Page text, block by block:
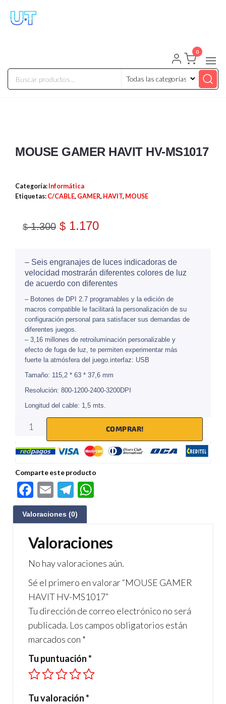
0
MOUSE GAMER HAVIT HV-MS1017
Categoría: Informática
Etiquetas: C/CABLE, GAMER, HAVIT, MOUSE
$1.300 $ 1.170
– Seis engranajes de luces indicadoras de
velocidad mostrarán diferentes colores de luz
de acuerdo con diferentes
– Botones de DPI 2.7 programables y la edición de
macros compatible le facilitará la personalización de su
configuración personal para satisfacer sus demandas de
diferentes juegos.
– 3,16 millones de retroiluminación personalizable y
efecto de fuga de luz, te permiten experimentar más
fuerte la atmósfera del juego.interfaz: USB
Tamaño: 115,2 * 63 * 37,6 mm
Resolución: 800-1200-2400-3200DPI
Longitud del cable: 1,5 mts.
COMPRAR!
Comparte este producto
F
ac
e
b
o
o
k
E
m
ail
Te
le
gr
a
m
s
A
p
p
Valoraciones (0)
Valoraciones
No hay valoraciones aún.
Sé el primero en valorar “MOUSE GAMER
HAVIT HV-MS1017”
Tu dirección de correo electrónico no será
publicada. Los campos obligatorios están
marcados con *
Tu puntuación*
Tu valoración*